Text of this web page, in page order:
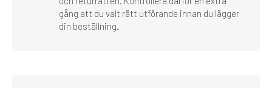
gång att du valt rätt utförande innan du lägger
din beställning.